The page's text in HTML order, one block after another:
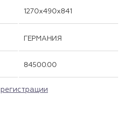
1270x490x841
ГЕРМАНИЯ
84500.00
регистрации